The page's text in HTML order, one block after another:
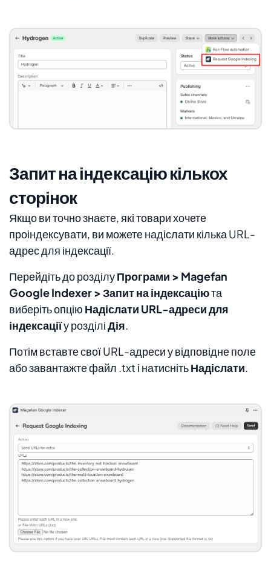
Запит на індексацію кількох
сторінок
Якщо ви точно знаєте, які товари хочете
проіндексувати, ви можете надіслати кілька URL-
адрес для індексації.
Перейдіть до розділуПрограми > Magefan
Google Indexer > Запит на індексаціюта
виберіть опцію Надіслати URL-адреси для
індексаціїу розділіДія.
Потім вставте свої URL-адреси у відповідне поле
або завантажте файл .txt і натиснітьНадіслати.